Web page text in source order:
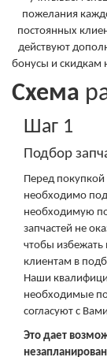
пожелания
постоянных
действуют
бонусы и скидкам
Схема
Шаг 1
Подбор
Перед покупкой
необходимо
необходимую
запчастей не
чтобы
клиентам в
Наши
необходимые
согласуют с
Это дает